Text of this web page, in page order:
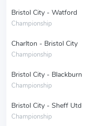
Bristol City - Watford
Championship
Charlton - Bristol City
Championship
Bristol City - Blackburn
Championship
Bristol City - Sheff Utd
Championship